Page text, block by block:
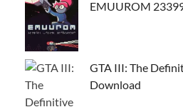
EMUUROM
GTA III: The
Download